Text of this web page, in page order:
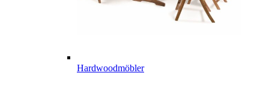
Hardwoodmöbler